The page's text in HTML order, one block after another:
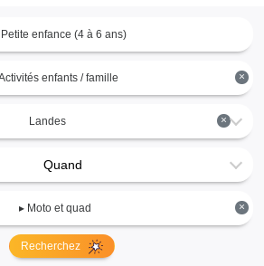
Petite enfance (4 à 6 ans)
×
enfants / famille
×
Landes
Quand
×
▸ Moto et quad
Recherchez